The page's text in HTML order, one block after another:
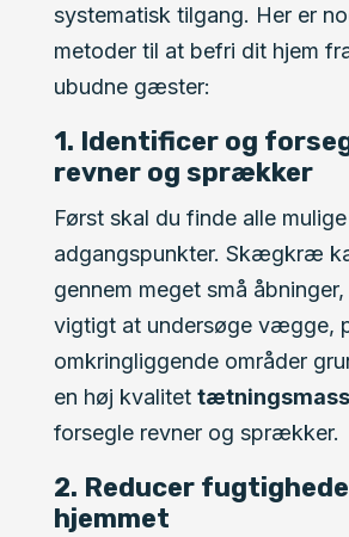
systematisk tilgang. Her er
metoder til at befri dit hjem
ubudne gæster:
1. Identificer og
revner og sprækker
Først skal du finde alle mulige
adgangspunkter. Skægkræ
gennem meget små
vigtigt at undersøge vægge,
omkringliggende områder
en høj kvalitet
forsegle revner og sprækker.
2. Reducer
hjemmet